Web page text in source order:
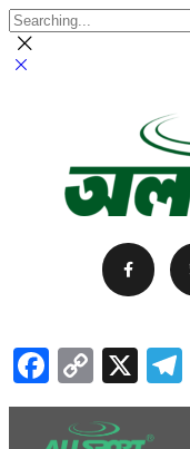
Facebook
Copy
Link
X